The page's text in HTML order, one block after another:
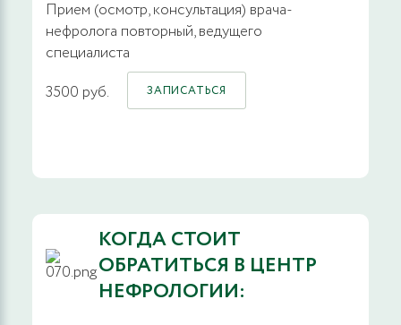
Прием (осмотр, консультация) врача-
нефролога повторный, ведущего
специалиста
3500 руб.
ЗАПИСАТЬСЯ
КОГДА СТОИТ
ОБРАТИТЬСЯ В ЦЕНТР
НЕФРОЛОГИИ: